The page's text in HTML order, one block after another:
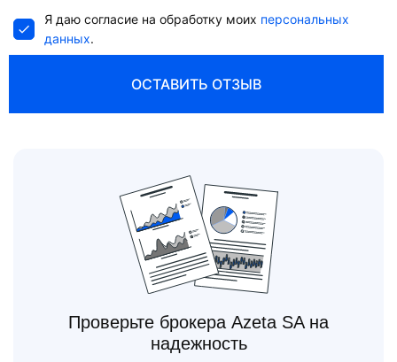
Я даю согласие на обработку моих персональных
данных.
ОСТАВИТЬ ОТЗЫВ
Проверьте брокера Azeta SA на
надежность